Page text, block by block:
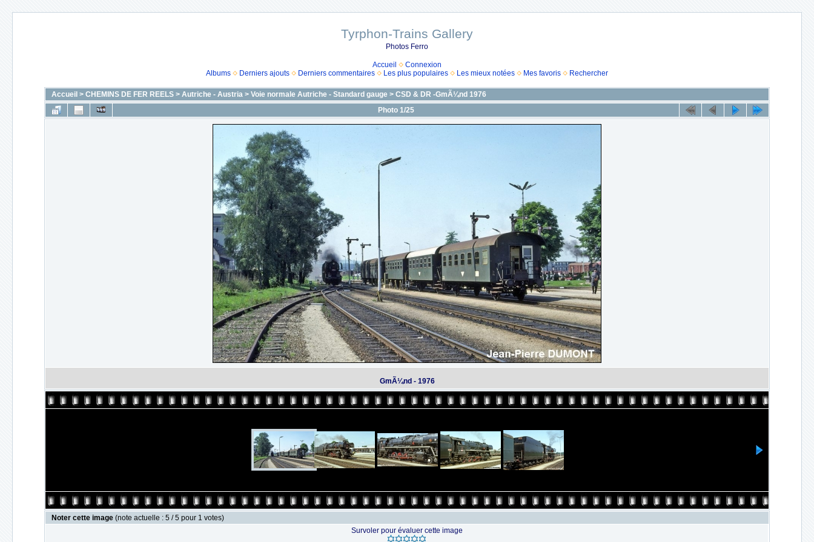
Tyrphon-Trains Gallery
Photos Ferro
Accueil
Connexion
Albums
Derniers ajouts Derniers commentaires Les plus populaires Les mieux notées Mes favoris Rechercher
Accueil > CHEMINS DE FER REELS > Autriche - Austria > Voie normale Autriche - Standard gauge > CSD & DR -GmÃ¼nd 1976
Photo 1/25
GmÃ¼nd - 1976
Noter cette image (note actuelle : 5 / 5 pour 1 votes)
Survoler pour évaluer cette image